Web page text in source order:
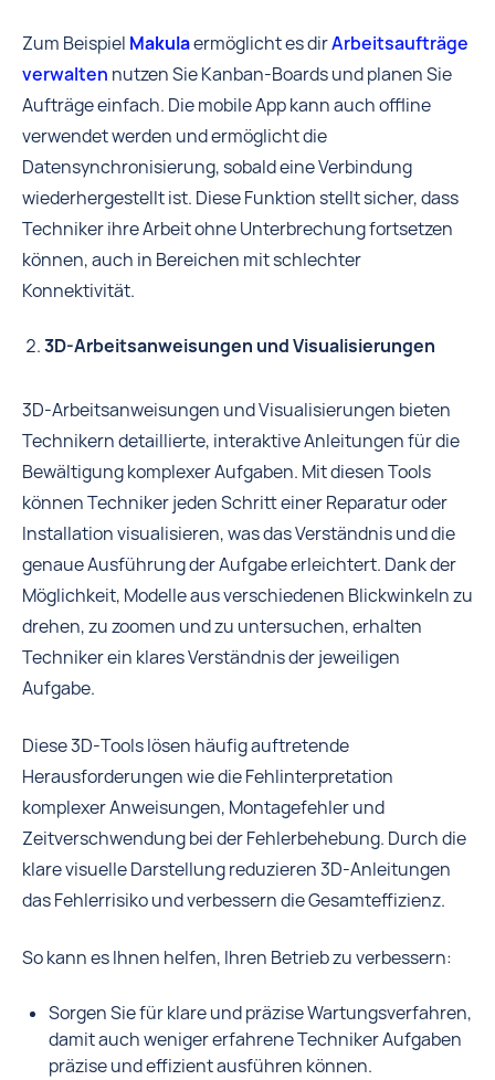
Zum Beispiel Makulaermöglicht es dirArbeitsaufträge
verwalten nutzen Sie Kanban-Boards und planen Sie
Aufträge einfach. Die mobile App kann auch offline
verwendet werden und ermöglicht die
Datensynchronisierung, sobald eine Verbindung
wiederhergestellt ist. Diese Funktion stellt sicher, dass
Techniker ihre Arbeit ohne Unterbrechung fortsetzen
können, auch in Bereichen mit schlechter
Konnektivität.
3D-Arbeitsanweisungen und Visualisierungen
3D-Arbeitsanweisungen und Visualisierungen bieten
Technikern detaillierte, interaktive Anleitungen für die
Bewältigung komplexer Aufgaben. Mit diesen Tools
können Techniker jeden Schritt einer Reparatur oder
Installation visualisieren, was das Verständnis und die
genaue Ausführung der Aufgabe erleichtert. Dank der
Möglichkeit, Modelle aus verschiedenen Blickwinkeln zu
drehen, zu zoomen und zu untersuchen, erhalten
Techniker ein klares Verständnis der jeweiligen
Aufgabe.
Diese 3D-Tools lösen häufig auftretende
Herausforderungen wie die Fehlinterpretation
komplexer Anweisungen, Montagefehler und
Zeitverschwendung bei der Fehlerbehebung. Durch die
klare visuelle Darstellung reduzieren 3D-Anleitungen
das Fehlerrisiko und verbessern die Gesamteffizienz.
So kann es Ihnen helfen, Ihren Betrieb zu verbessern:
Sorgen Sie für klare und präzise Wartungsverfahren,
damit auch weniger erfahrene Techniker Aufgaben
präzise und effizient ausführen können.